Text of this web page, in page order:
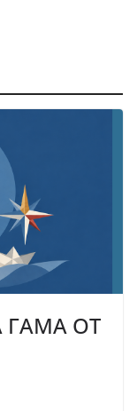
ГАМА ОТ